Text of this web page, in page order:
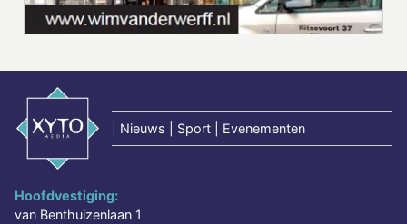
Nieuws | Sport | Evenementen
Hoofdvestiging:
van Benthuizenlaan 1